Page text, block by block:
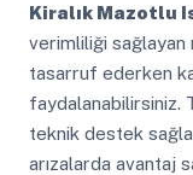
Kiralık Mazotlu
verimliliği sağlayan
tasarruf ederken
faydalanabilirsiniz.
teknik destek
arızalarda avantaj